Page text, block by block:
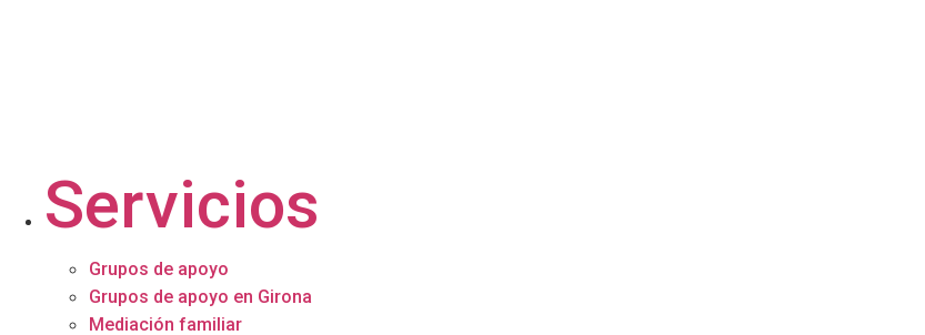
Servicios
Grupos de apoyo
Grupos de apoyo en Girona
Mediación familiar